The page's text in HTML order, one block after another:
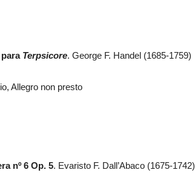
Terpsicore. George F. Handel (1685-1759)
Allegro non presto
nº 6 Op. 5. Evaristo F. Dall’Abaco (1675-1742)